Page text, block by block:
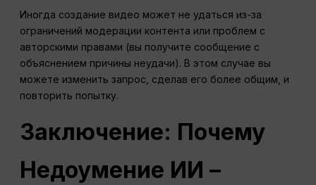
Иногда создание видео может не удаться из-за
ограничений модерации контента или проблем с
авторскими правами (вы получите сообщение с
объяснением причины неудачи). В этом случае вы
можете изменить запрос, сделав его более общим, и
повторить попытку.
Заключение: Почему
Недоумение ИИ –